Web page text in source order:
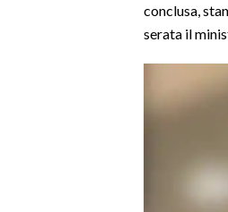
conclusa,
serata il